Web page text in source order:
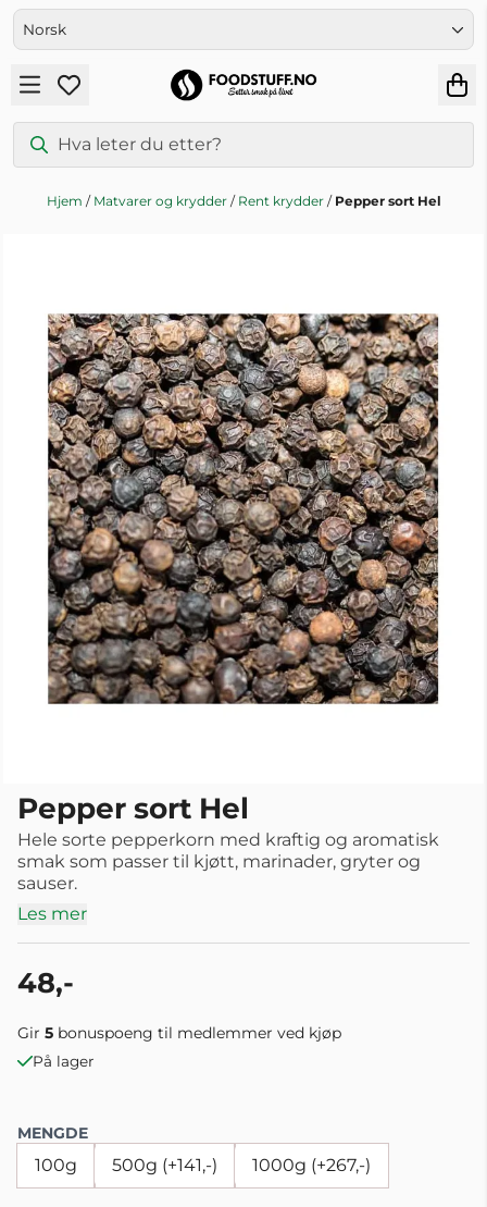
Hopp til innhold
Hjem / Matvarer og krydder / Rent krydder / Pepper sort Hel
Pepper sort Hel
Hele sorte pepperkorn med kraftig og aromatisk
smak som passer til kjøtt, marinader, gryter og
sauser.
Les mer
48,-
Gir 5 bonuspoeng til medlemmer ved kjøp
På lager
MENGDE
100g 500g (+141,-) 1000g (+267,-)